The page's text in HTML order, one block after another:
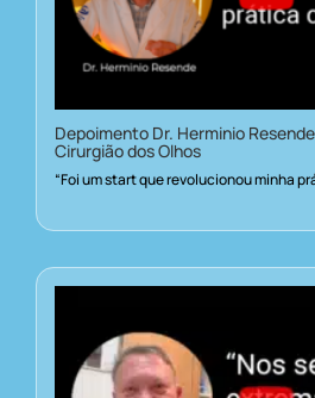
Depoimento Dr. Herminio
Cirurgião dos Olhos
“Foi um start que revolucionou minha